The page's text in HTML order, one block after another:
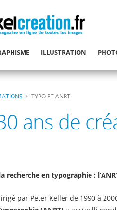
ILLUSTRATION
TYPO ET ANRT
ans de
recherche en typographie :
par Peter Keller de 1990 à